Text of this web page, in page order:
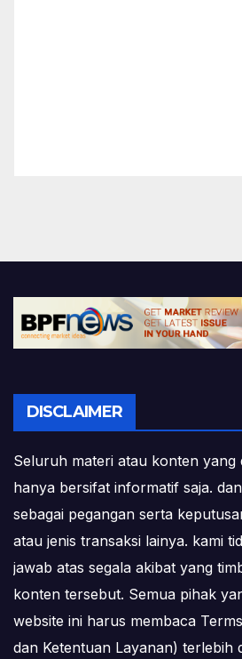
DISCLAIMER
Seluruh materi atau konten yang
hanya bersifat informatif saja.
sebagai pegangan serta
atau jenis transaksi lainya. kami
jawab atas segala akibat yang
konten tersebut. Semua pihak
website ini harus membaca
dan Ketentuan Layanan) terlebih